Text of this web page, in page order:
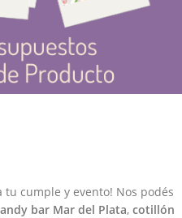
cumple y evento! Nos podés
bar Mar del Plata, cotillón